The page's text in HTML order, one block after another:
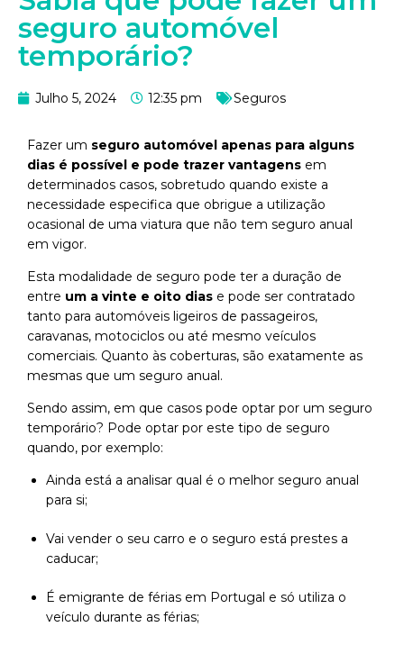
seguro automóvel
temporário?
Julho 5, 2024 12:35 pm Seguros
Fazer um seguro automóvel apenas para alguns
dias é possível e pode trazer vantagens em
determinados casos, sobretudo quando existe a
necessidade especifica que obrigue a utilização
ocasional de uma viatura que não tem seguro anual
em vigor.
Esta modalidade de seguro pode ter a duração de
entre um a vinte e oito dias e pode ser contratado
tanto para automóveis ligeiros de passageiros,
caravanas, motociclos ou até mesmo veículos
comerciais. Quanto às coberturas, são exatamente as
mesmas que um seguro anual.
Sendo assim, em que casos pode optar por um seguro
temporário? Pode optar por este tipo de seguro
quando, por exemplo:
Ainda está a analisar qual é o melhor seguro anual
para si;
Vai vender o seu carro e o seguro está prestes a
caducar;
É emigrante de férias em Portugal e só utiliza o
veículo durante as férias;